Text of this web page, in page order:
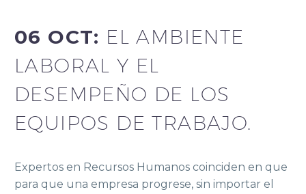
06 OCT: EL AMBIENTE
LABORAL Y EL
DESEMPEÑO DE LOS
EQUIPOS DE TRABAJO.
Expertos en Recursos Humanos coinciden en que
para que una empresa progrese, sin importar el